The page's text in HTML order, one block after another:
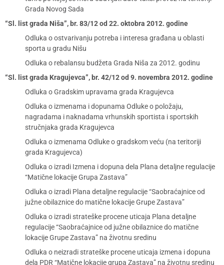
Grada Novog Sada
“Sl. list grada Niša”, br. 83/12 od 22. oktobra 2012. godine
Odluka o ostvarivanju potreba i interesa građana u oblasti
sporta u gradu Nišu
Odluka o rebalansu budžeta Grada Niša za 2012. godinu
“Sl. list grada Kragujevca”, br. 42/12 od 9. novembra 2012. godine
Odluka o Gradskim upravama grada Kragujevca
Odluka o izmenama i dopunama Odluke o položaju,
nagradama i naknadama vrhunskih sportista i sportskih
stručnjaka grada Kragujevca
Odluka o izmenama Odluke o gradskom veću (na teritoriji
grada Kragujevca)
Odluka o izradi Izmena i dopuna dela Plana detaljne regulacije
“Matične lokacije Grupa Zastava”
Odluka o izradi Plana detaljne regulacije “Saobraćajnice od
južne obilaznice do matične lokacije Grupe Zastava”
Odluka o izradi strateške procene uticaja Plana detaljne
regulacije “Saobraćajnice od južne obilaznice do matične
lokacije Grupe Zastava” na životnu sredinu
Odluka o neizradi strateške procene uticaja izmena i dopuna
dela PDR “Matične lokacije grupa Zastava” na životnu sredinu